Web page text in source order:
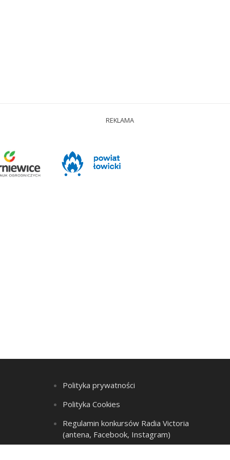
REKLAMA
Polityka prywatności
Polityka Cookies
Regulamin konkursów Radia Victoria
(antena, Facebook, Instagram)